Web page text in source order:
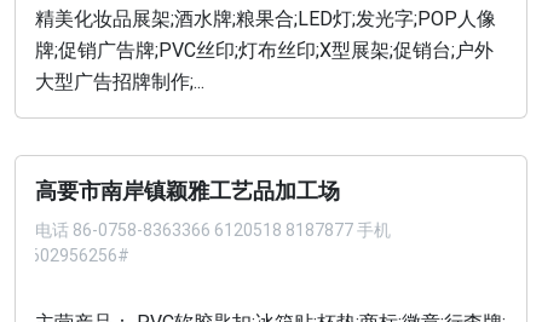
精美化妆品展架;酒水牌;粮果合;LED灯;发光字;POP人像
牌;促销广告牌;PVC丝印;灯布丝印;X型展架;促销台;户外
大型广告招牌制作;...
高要市南岸镇颖雅工艺品加工场
电话 86-0758-8363366 6120518 8187877 手机
13602956256#